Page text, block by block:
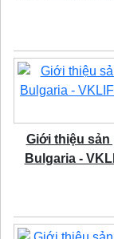
Giới thiệu sản
Bulgaria -